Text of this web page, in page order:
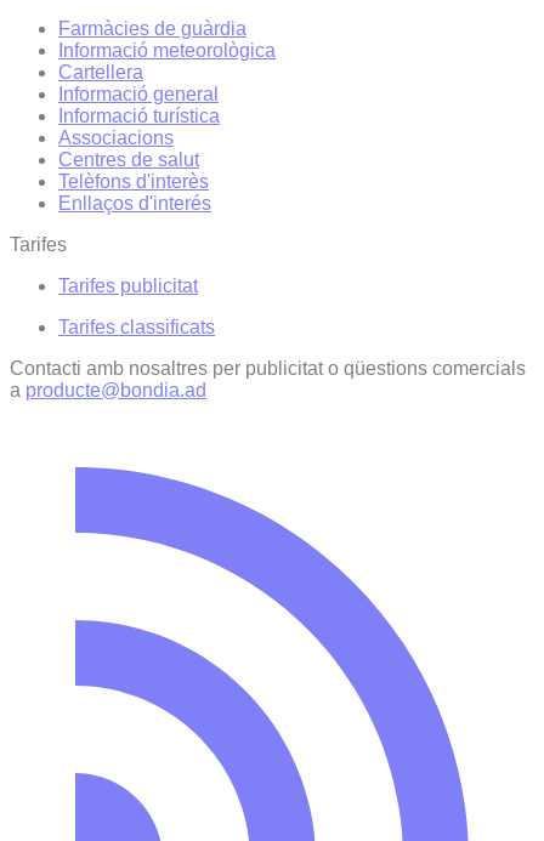
Farmàcies de guàrdia
Informació meteorològica
Cartellera
Informació general
Informació turística
Associacions
Centres de salut
Telèfons d'interès
Enllaços d'interés
Tarifes
Tarifes publicitat
Tarifes classificats
Contacti amb nosaltres per publicitat o qüestions comercials
a producte@bondia.ad